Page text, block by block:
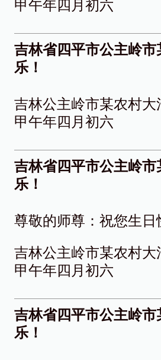
甲午年四月初六
吉林省四平市公主岭
乐！
吉林公主岭市某农村大
甲午年四月初六
吉林省四平市公主岭
乐！
尊敬的师尊：祝您生
吉林公主岭市某农村大
甲午年四月初六
吉林省四平市公主岭
乐！